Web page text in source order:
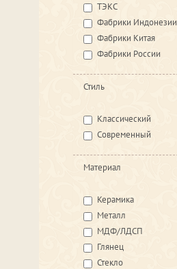
ТЭКС
Фабрики Индонезии
Фабрики Китая
Фабрики России
Стиль
Классический
Современный
Материал
Керамика
Металл
МДФ/ЛДСП
Глянец
Стекло